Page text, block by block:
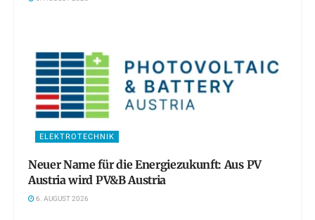
ELEKTROTECHNIK
Neuer Name für die Energiezukunft: Aus PV
Austria wird PV&B Austria
6. AUGUST 2026